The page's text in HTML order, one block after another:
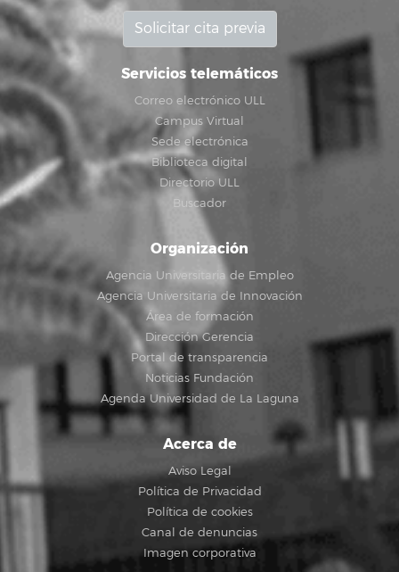
Solicitar cita previa
Servicios telemáticos
Correo electrónico ULL
Campus Virtual
Sede electrónica
Biblioteca digital
Directorio ULL
Buscador
Organización
Agencia Universitaria de Empleo
Agencia Universitaria de Innovación
Área de formación
Dirección Gerencia
Portal de transparencia
Noticias Fundación
Agenda Universidad de La Laguna
Acerca de
Aviso Legal
Política de Privacidad
Política de cookies
Canal de denuncias
Imagen corporativa